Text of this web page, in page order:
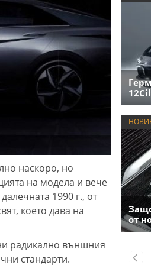
наскоро, но
на модела и вече
1990 г., от
което дава на
радикално външния
стандарти.
от